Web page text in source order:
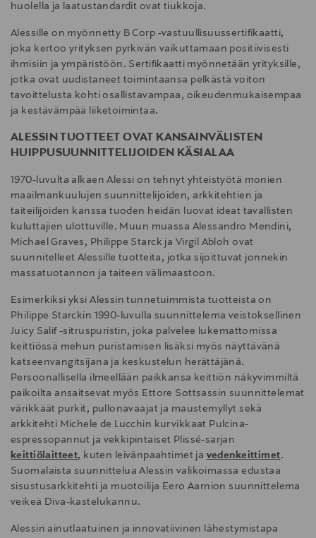
huolella ja laatustandardit ovat tiukkoja.
Alessille on myönnetty B Corp -vastuullisuussertifikaatti,
joka kertoo yrityksen pyrkivän vaikuttamaan positiivisesti
ihmisiin ja ympäristöön. Sertifikaatti myönnetään yrityksille,
jotka ovat uudistaneet toimintaansa pelkästä voiton
tavoittelusta kohti osallistavampaa, oikeudenmukaisempaa
ja kestävämpää liiketoimintaa.
ALESSIN TUOTTEET OVAT KANSAINVÄLISTEN
HUIPPUSUUNNITTELIJOIDEN KÄSIALAA
1970-luvulta alkaen Alessi on tehnyt yhteistyötä monien
maailmankuulujen suunnittelijoiden, arkkitehtien ja
taiteilijoiden kanssa tuoden heidän luovat ideat tavallisten
kuluttajien ulottuville. Muun muassa Alessandro Mendini,
Michael Graves, Philippe Starck ja Virgil Abloh ovat
suunnitelleet Alessille tuotteita, jotka sijoittuvat jonnekin
massatuotannon ja taiteen välimaastoon.
Esimerkiksi yksi Alessin tunnetuimmista tuotteista on
Philippe Starckin 1990-luvulla suunnittelema veistoksellinen
Juicy Salif -sitruspuristin, joka palvelee lukemattomissa
keittiössä mehun puristamisen lisäksi myös näyttävänä
katseenvangitsijana ja keskustelun herättäjänä.
Persoonallisella ilmeellään paikkansa keittiön näkyvimmiltä
paikoilta ansaitsevat myös Ettore Sottsassin suunnittelemat
värikkäät purkit, pullonavaajat ja maustemyllyt sekä
arkkitehti Michele de Lucchin kurvikkaat Pulcina-
espressopannut ja vekkipintaiset Plissé-sarjan
keittiölaitteet, kuten leivänpaahtimet ja vedenkeittimet.
Suomalaista suunnittelua Alessin valikoimassa edustaa
sisustusarkkitehti ja muotoilija Eero Aarnion suunnittelema
veikeä Diva-kastelukannu.
Alessin ainutlaatuinen ja innovatiivinen lähestymistapa